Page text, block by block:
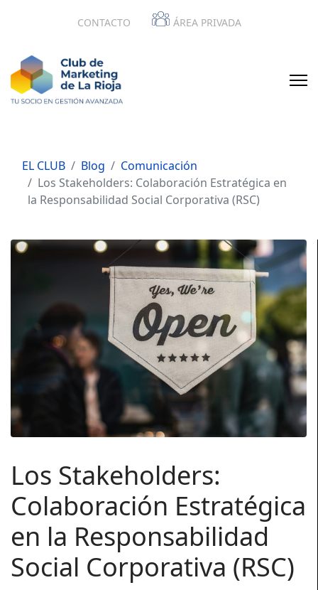
CONTACTO ÁREA PRIVADA
EL CLUB Blog
Comunicación
Los Stakeholders: Colaboración Estratégica en
la Responsabilidad Social Corporativa (RSC)
Los Stakeholders:
Colaboración Estratégica
en la Responsabilidad
Social Corporativa (RSC)